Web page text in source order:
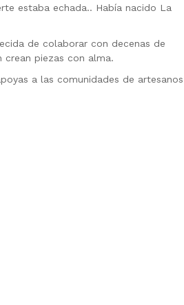
estaba echada.. Había nacido La
de colaborar con decenas de
crean piezas con alma.
a las comunidades de artesanos